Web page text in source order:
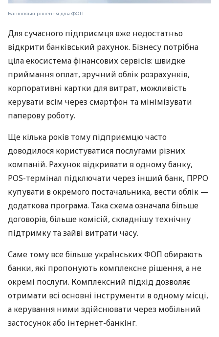
Банківські рішення для ФОП
Для сучасного підприємця вже недостатньо
відкрити банківський рахунок. Бізнесу потрібна
ціла екосистема фінансових сервісів: швидке
приймання оплат, зручний облік розрахунків,
корпоративні картки для витрат, можливість
керувати всім через смартфон та мінімізувати
паперову роботу.
Ще кілька років тому підприємцю часто
доводилося користуватися послугами різних
компаній. Рахунок відкривати в одному банку,
POS-термінал підключати через інший банк, ПРРО
купувати в окремого постачальника, вести облік —
додаткова програма. Така схема означала більше
договорів, більше комісій, складнішу технічну
підтримку та зайві витрати часу.
Саме тому все більше українських ФОП обирають
банки, які пропонують комплексне рішення, а не
окремі послуги. Комплексний підхід дозволяє
отримати всі основні інструменти в одному місці,
а керування ними здійснювати через мобільний
застосунок або інтернет-банкінг.